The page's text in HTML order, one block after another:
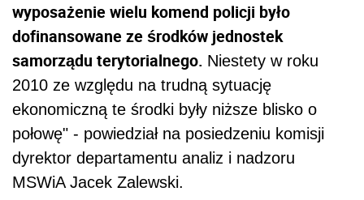
wyposażenie wielu komend policji było
dofinansowane ze środków jednostek
samorządu terytorialnego. Niestety w roku
2010 ze względu na trudną sytuację
ekonomiczną te środki były niższe blisko o
połowę" - powiedział na posiedzeniu komisji
dyrektor departamentu analiz i nadzoru
MSWiA Jacek Zalewski.